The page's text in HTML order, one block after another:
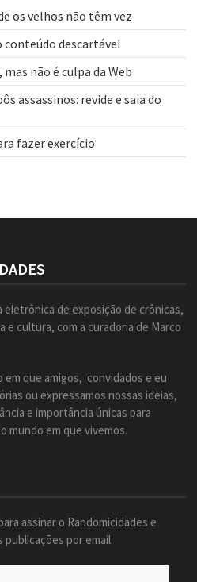
os velhos não têm vez
conteúdo descartável
não é culpa da Web
assassinos: revide e saia do
fazer exercício
eletrônica de exposição de crônicas,
cultura, com a curadoria de Marco
em que amigos, convidados e eu
ou expressamos nossas ideias,
e importância únicas para
mundo em que vivemos.
assinar o Randomicidades e
por email.